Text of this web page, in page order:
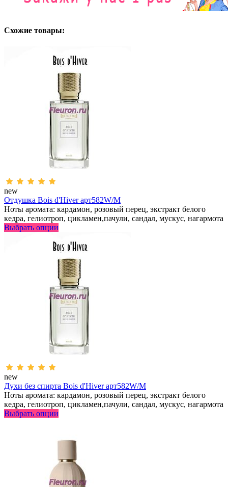
Схожие товары:
new
Отдушка Bois d'Hiver арт582W/M
Ноты аромата: кардамон, розовый перец, экстракт белого
кедра, гелиотроп, цикламен,пачули, сандал, мускус, нагармота
Выбрать опции
new
Духи без спирта Bois d'Hiver арт582W/M
Ноты аромата: кардамон, розовый перец, экстракт белого
кедра, гелиотроп, цикламен,пачули, сандал, мускус, нагармота
Выбрать опции